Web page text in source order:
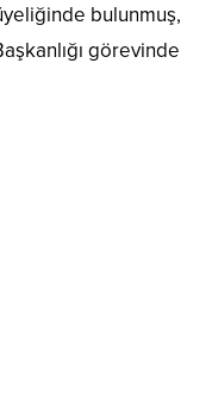
bulunmuş,
görevinde